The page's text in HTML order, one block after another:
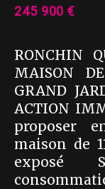
245 900 €
RONCHIN
MAISON
GRAND
ACTION
proposer
maison de
exposé